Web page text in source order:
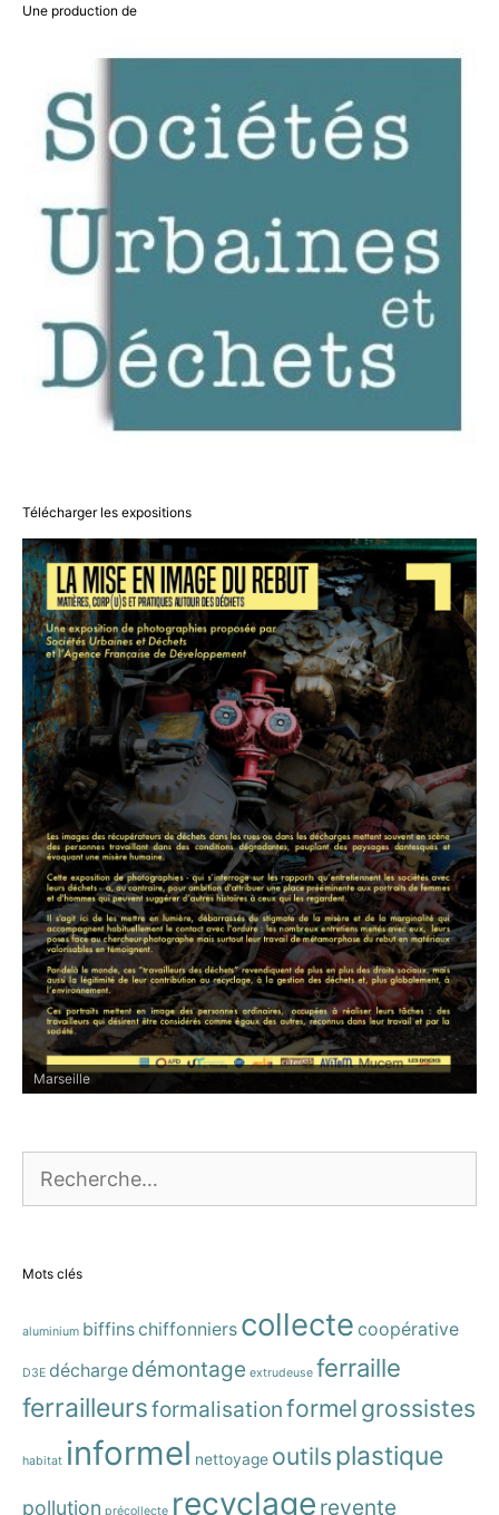
Une production de
Télécharger les expositions
Paris
Mots clés
aluminium biffinschiffonniers collecte coopérative
D3E décharge démontage extrudeuse ferraille
ferrailleursformalisationformelgrossistes
habitat informel nettoyage outilsplastique
pollution précollecte recyclage revente